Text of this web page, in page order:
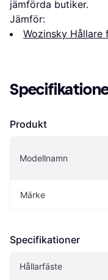
jämförda butiker.
Jämför:
Wozinsky Hållare
Produkt
Modellnamn
Märke
Specifikationer
Hållarfäste